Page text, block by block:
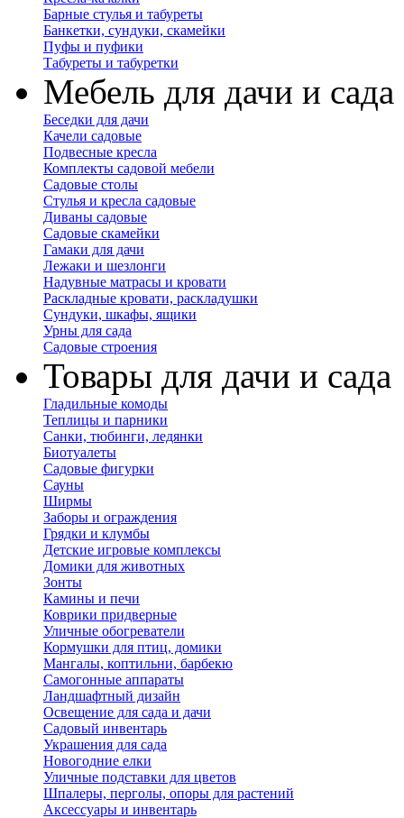
Барные стулья и табуреты
Банкетки, сундуки, скамейки
Пуфы и пуфики
Табуреты и табуретки
Мебель для дачи и сада
Беседки для дачи
Качели садовые
Подвесные кресла
Комплекты садовой мебели
Садовые столы
Стулья и кресла садовые
Диваны садовые
Садовые скамейки
Гамаки для дачи
Лежаки и шезлонги
Надувные матрасы и кровати
Раскладные кровати, раскладушки
Сундуки, шкафы, ящики
Урны для сада
Садовые строения
Товары для дачи и сада
Гладильные комоды
Теплицы и парники
Санки, тюбинги, ледянки
Биотуалеты
Садовые фигурки
Сауны
Ширмы
Заборы и ограждения
Грядки и клумбы
Детские игровые комплексы
Домики для животных
Зонты
Камины и печи
Коврики придверные
Уличные обогреватели
Кормушки для птиц, домики
Мангалы, коптильни, барбекю
Самогонные аппараты
Ландшафтный дизайн
Освещение для сада и дачи
Садовый инвентарь
Украшения для сада
Новогодние елки
Уличные подставки для цветов
Шпалеры, перголы, опоры для растений
Аксессуары и инвентарь